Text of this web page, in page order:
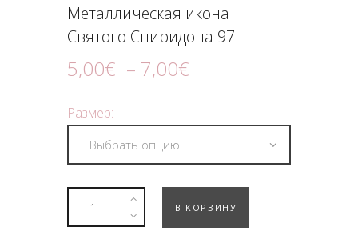
Металлическая икона
Святого Спиридона 97
5,00€ – 7,00€
Размер:
В КОРЗИНУ